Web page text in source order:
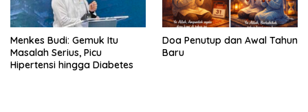
Menkes Budi: Gemuk Itu
Masalah Serius, Picu
Hipertensi hingga Diabetes
Doa Penutup dan Awal Tahun
Baru